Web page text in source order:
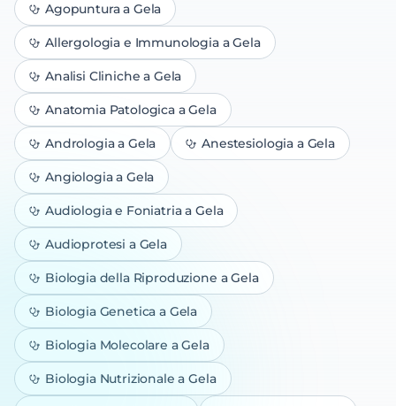
Agopunturaa Gela
Allergologia e Immunologiaa Gela
Analisi Cliniche a Gela
Anatomia Patologicaa Gela
Andrologiaa Gela Anestesiologia a Gela
Angiologiaa Gela
Audiologia e Foniatriaa Gela
Audioprotesi a Gela
Biologia della Riproduzione a Gela
Biologia Genetica a Gela
Biologia Molecolare a Gela
Biologia Nutrizionale a Gela